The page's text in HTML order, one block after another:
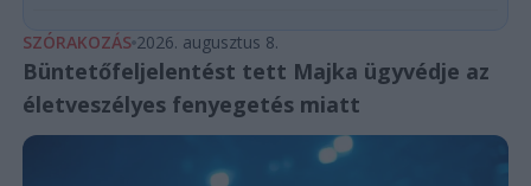
SZÓRAKOZÁS 2026. augusztus 8.
Büntetőfeljelentést tett Majka ügyvédje az
életveszélyes fenyegetés miatt